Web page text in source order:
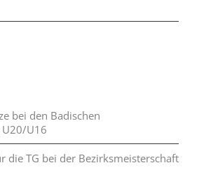
bei den Badischen
U20/U16
die TG bei der Bezirksmeisterschaft